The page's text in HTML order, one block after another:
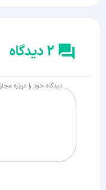
2 دیدگاه
دیدگاه خود را درباره